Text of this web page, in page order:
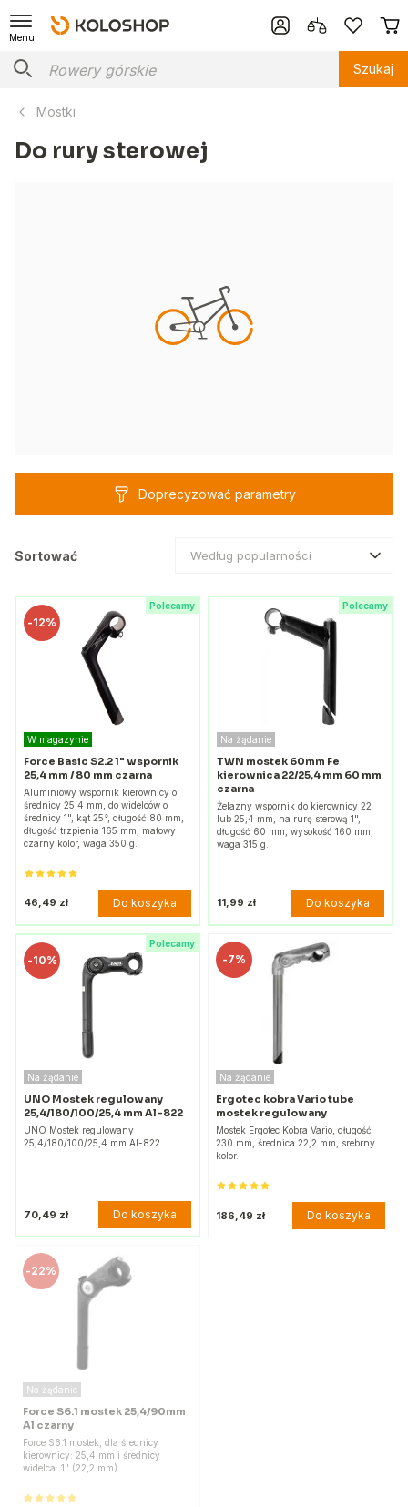
Menu
Szukaj
Mostki
Do rury sterowej
Doprecyzować parametry
Sortować Według popularności
Polecamy
-12%
W magazynie
Force Basic S2.2 1" wspornik
25,4 mm / 80 mm czarna
Aluminiowy wspornik kierownicy o
średnicy 25,4 mm, do widelców o
średnicy 1", kąt 25°, długość 80 mm,
długość trzpienia 165 mm, matowy
czarny kolor, waga 350 g.
46,49 zł Do koszyka
Polecamy
Na żądanie
TWN mostek 60mm Fe
kierownica 22/25,4 mm 60 mm
czarna
Żelazny wspornik do kierownicy 22
lub 25,4 mm, na rurę sterową 1",
długość 60 mm, wysokość 160 mm,
waga 315 g.
11,99 zł Do koszyka
Polecamy
-10%
Na żądanie
UNO Mostek regulowany
25,4/180/100/25,4 mm Al-822
UNO Mostek regulowany
25,4/180/100/25,4 mm Al-822
70,49 zł Do koszyka
-7%
Na żądanie
Ergotec kobra Vario tube
mostek regulowany
Mostek Ergotec Kobra Vario, długość
230 mm, średnica 22,2 mm, srebrny
kolor.
186,49 zł Do koszyka
-22%
Na żądanie
Force S6.1 mostek 25,4/90mm
Al czarny
Force S6.1 mostek, dla średnicy
kierownicy: 25,4 mm i średnicy
widelca: 1" (22,2 mm).